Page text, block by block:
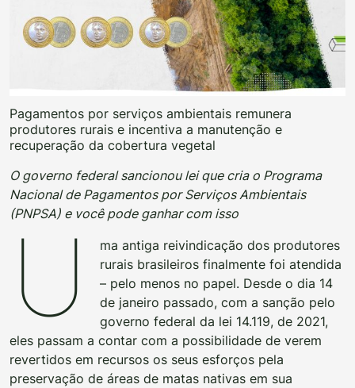
Pagamentos por serviços ambientais remunera
produtores rurais e incentiva a manutenção e
recuperação da cobertura vegetal
O governo federal sancionou lei que cria o Programa
Nacional de Pagamentos por Serviços Ambientais
(PNPSA) e você pode ganhar com isso
U
ma antiga reivindicação dos produtores
rurais brasileiros finalmente foi atendida
– pelo menos no papel. Desde o dia 14
de janeiro passado, com a sanção pelo
governo federal da lei 14.119, de 2021,
eles passam a contar com a possibilidade de verem
revertidos em recursos os seus esforços pela
preservação de áreas de matas nativas em sua